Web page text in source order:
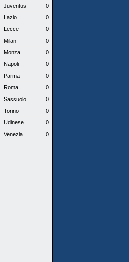
Juventus
0
Lazio
0
Lecce
0
Milan
0
Monza
0
Napoli
0
Parma
0
Roma
0
Sassuolo
0
Torino
0
Udinese
0
Venezia
0